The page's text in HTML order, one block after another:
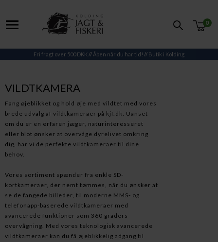
0
Fri fragt over 500 DKK// Åben når du har tid! // Butik i Kolding
VILDTKAMERA
Fang øjeblikket og hold øje med vildtet med vores
brede udvalg af vildtkameraer på kjf.dk. Uanset
om du er en erfaren jæger, naturinteresseret
eller blot ønsker at overvåge dyrelivet omkring
dig, har vi de perfekte vildtkameraer til dine
behov.
Vores sortiment spænder fra enkle SD-
kortkameraer, der nemt tømmes, når du ønsker at
se de fangede billeder, til moderne MMS- og
telefonapp-baserede vildtkameraer med
avancerede funktioner som 360 graders
overvågning. Med vores teknologisk avancerede
vildtkameraer kan du få øjeblikkelig adgang til